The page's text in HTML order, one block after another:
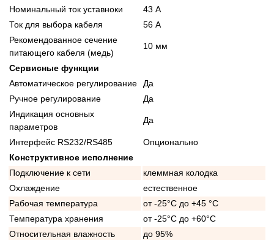
Номинальный ток уставноки
43 А
Ток для выбора кабеля
56 А
Рекомендованное сечение
питающего кабеля (медь)
10 мм
Сервисные функции
Автоматическое регулирование
Да
Ручное регулирование
Да
Индикация основных
параметров
Да
Интерфейс RS232/RS485
Опционально
Конструктивное исполнение
Подключение к сети
клеммная колодка
Охлаждение
естественное
Рабочая температура
от -25°C до +45 °C
Температура хранения
от -25°C до +60°C
Относительная влажность
до 95%